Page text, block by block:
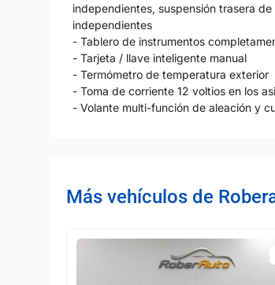
independientes, suspensión trasera
independientes
- Tablero de instrumentos
- Tarjeta / llave inteligente manual
- Termómetro de temperatura exterior
- Toma de corriente 12 voltios en los
- Volante multi-función de aleación y
Más vehículos de